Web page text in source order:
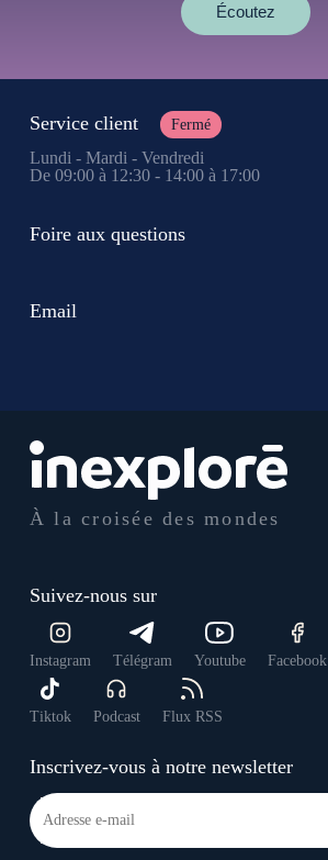
Écoutez
À la croisée des mondes
Suivez-nous sur
Instagram Télégram Youtube Facebook
Tiktok Podcast Flux RSS
Inscrivez-vous à notre newsletter
Service client Fermé
Lundi - Mardi - Vendredi
De 09:00 à 12:30 - 14:00 à 17:00
Foire aux questions
Email